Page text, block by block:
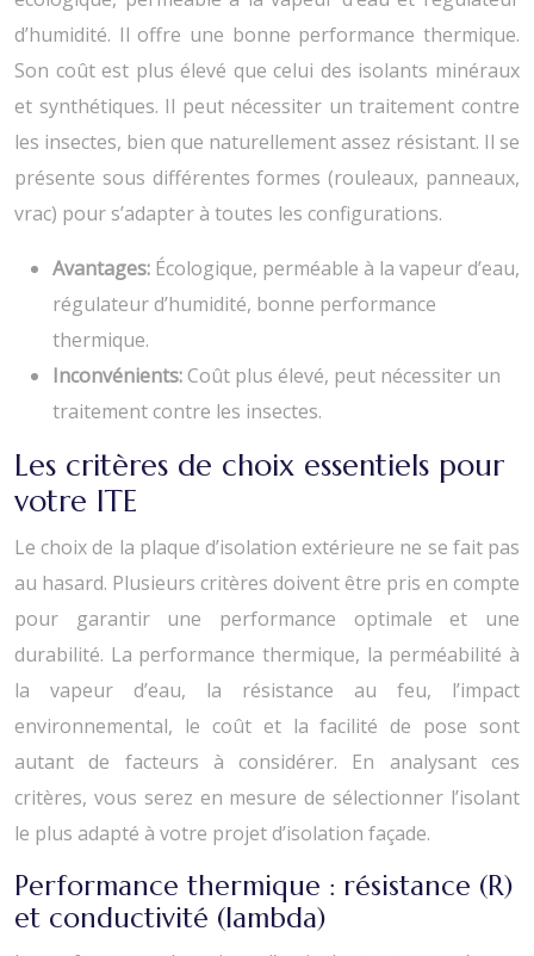
d’humidité. Il offre une bonne performance thermique.
Son coût est plus élevé que celui des isolants minéraux
et synthétiques. Il peut nécessiter un traitement contre
les insectes, bien que naturellement assez résistant. Il se
présente sous différentes formes (rouleaux, panneaux,
vrac) pour s’adapter à toutes les configurations.
Avantages: Écologique, perméable à la vapeur d’eau,
régulateur d’humidité, bonne performance
thermique.
Inconvénients:Coût plus élevé, peut nécessiter un
traitement contre les insectes.
Les critères de choix essentiels pour
votre ITE
Le choix de la plaque d’isolation extérieure ne se fait pas
au hasard. Plusieurs critères doivent être pris en compte
pour garantir une performance optimale et une
durabilité. La performance thermique, la perméabilité à
la vapeur d’eau, la résistance au feu, l’impact
environnemental, le coût et la facilité de pose sont
autant de facteurs à considérer. En analysant ces
critères, vous serez en mesure de sélectionner l’isolant
le plus adapté à votre projet d’isolation façade.
Performance thermique : résistance (R)
et conductivité (lambda)